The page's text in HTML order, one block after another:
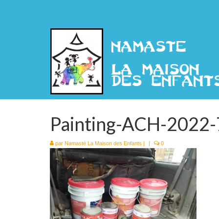
Painting-ACH-
par Namasté La Maison des Enfants | | 0